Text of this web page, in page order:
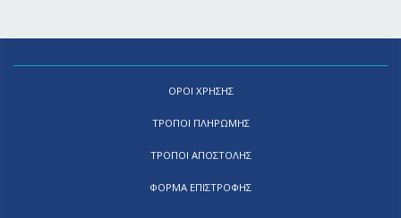
ΟΡΟΙ ΧΡΗΣΗΣ
ΤΡΟΠΟΙ ΠΛΗΡΩΜΗΣ
ΤΡΟΠΟΙ ΑΠΟΣΤΟΛΗΣ
ΦΟΡΜΑ ΕΠΙΣΤΡΟΦΗΣ